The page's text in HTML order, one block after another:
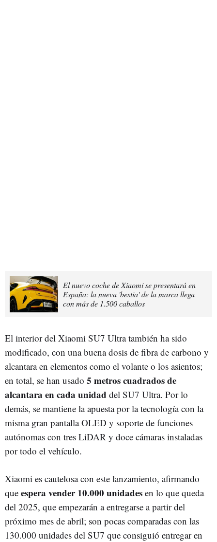
El nuevo coche de Xiaomi se presentará en
España: la nueva 'bestia' de la marca llega
con más de 1.500 caballos
El interior del Xiaomi SU7 Ultra también ha sido
modificado, con una buena dosis de fibra de carbono y
alcantara en elementos como el volante o los asientos;
en total, se han usado 5 metros cuadrados de
alcantara en cada unidad del SU7 Ultra. Por lo
demás, se mantiene la apuesta por la tecnología con la
misma gran pantalla OLED y soporte de funciones
autónomas con tres LiDAR y doce cámaras instaladas
por todo el vehículo.
Xiaomi es cautelosa con este lanzamiento, afirmando
que espera vender 10.000 unidades en lo que queda
del 2025, que empezarán a entregarse a partir del
próximo mes de abril; son pocas comparadas con las
130.000 unidades del SU7 que consiguió entregar en